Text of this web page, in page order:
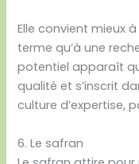
Elle convient mieux
terme qu’à une
potentiel apparaît
qualité et s’inscrit
culture d’expertise,
6. Le safran